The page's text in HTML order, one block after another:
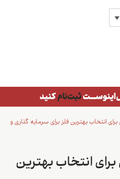
انتخاب بهترین فلز برای سرمایه گذاری و
انتخاب بهترین